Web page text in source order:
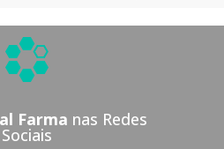
Farma nas Redes
Sociais